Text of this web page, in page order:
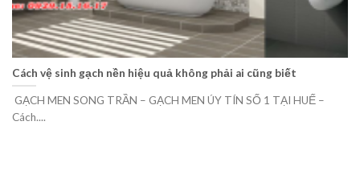
Cách vệ sinh gạch nền hiệu quả không phải ai cũng biết
GẠCH MEN SONG TRẦN – GẠCH MEN ÚY TÍN SỐ 1 TẠI HUẾ –
Cách....